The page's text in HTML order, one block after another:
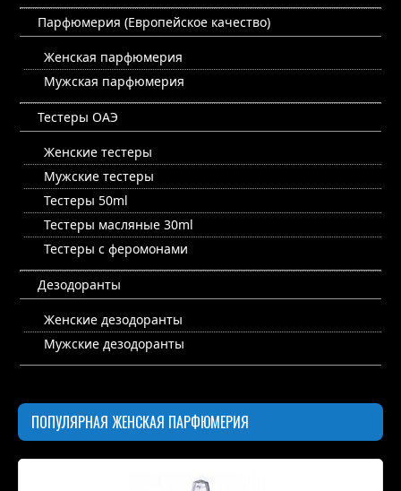
Парфюмерия (Европейское качество)
Женская парфюмерия
Мужская парфюмерия
Тестеры ОАЭ
Женские тестеры
Мужские тестеры
Тестеры 50ml
Тестеры масляные 30ml
Тестеры с феромонами
Дезодоранты
Женские дезодоранты
Мужские дезодоранты
ПОПУЛЯРНАЯ ЖЕНСКАЯ ПАРФЮМЕРИЯ